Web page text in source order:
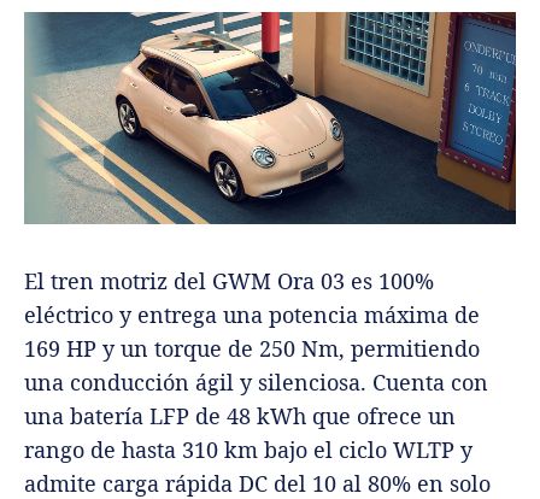
El tren motriz del GWM Ora 03 es 100%
eléctrico y entrega una potencia máxima de
169 HP y un torque de 250 Nm, permitiendo
una conducción ágil y silenciosa. Cuenta con
una batería LFP de 48 kWh que ofrece un
rango de hasta 310 km bajo el ciclo WLTP y
admite carga rápida DC del 10 al 80% en solo